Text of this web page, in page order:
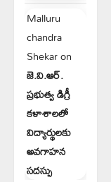
Malluru
chandra
Shekaron
జె.వి.ఆర్.
ప్రభుత్వ డిగ్రీ
కళాశాలలో
విద్యార్థులకు
అవగాహన
సదస్సు